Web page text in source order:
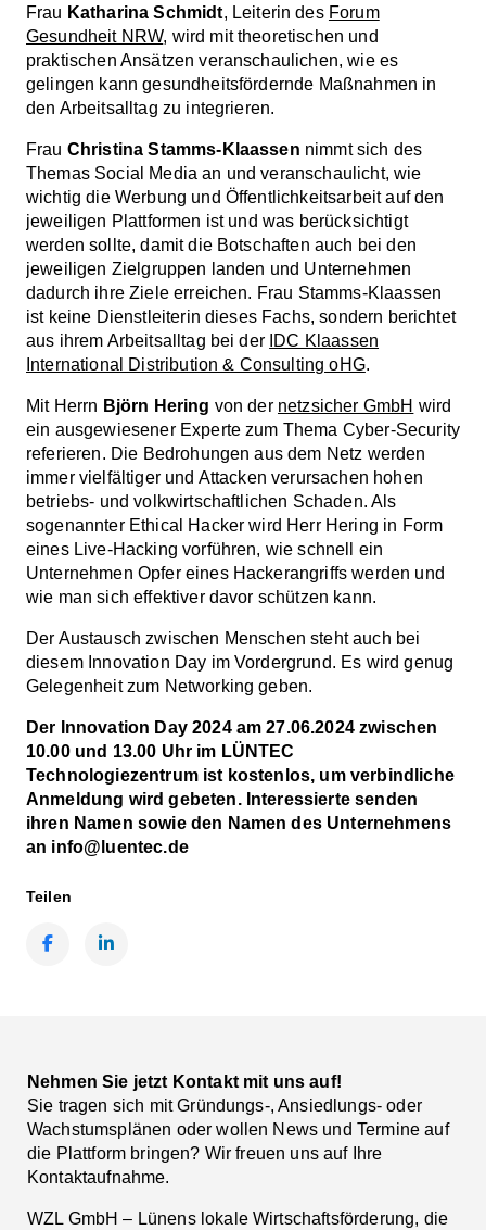
Frau Katharina Schmidt, Leiterin des Forum
Gesundheit NRW, wird mit theoretischen und
praktischen Ansätzen veranschaulichen, wie es
gelingen kann gesundheitsfördernde Maßnahmen in
den Arbeitsalltag zu integrieren.
Frau Christina Stamms-Klaassen nimmt sich des
Themas Social Media an und veranschaulicht, wie
wichtig die Werbung und Öffentlichkeitsarbeit auf den
jeweiligen Plattformen ist und was berücksichtigt
werden sollte, damit die Botschaften auch bei den
jeweiligen Zielgruppen landen und Unternehmen
dadurch ihre Ziele erreichen. Frau Stamms-Klaassen
ist keine Dienstleiterin dieses Fachs, sondern berichtet
aus ihrem Arbeitsalltag bei der IDC Klaassen
International Distribution & Consulting oHG.
Mit Herrn Björn Hering von der netzsicher GmbH wird
ein ausgewiesener Experte zum Thema Cyber-Security
referieren. Die Bedrohungen aus dem Netz werden
immer vielfältiger und Attacken verursachen hohen
betriebs- und volkwirtschaftlichen Schaden. Als
sogenannter Ethical Hacker wird Herr Hering in Form
eines Live-Hacking vorführen, wie schnell ein
Unternehmen Opfer eines Hackerangriffs werden und
wie man sich effektiver davor schützen kann.
Der Austausch zwischen Menschen steht auch bei
diesem Innovation Day im Vordergrund. Es wird genug
Gelegenheit zum Networking geben.
Der Innovation Day 2024 am 27.06.2024 zwischen
10.00 und 13.00 Uhr im LÜNTEC
Technologiezentrum ist kostenlos, um verbindliche
Anmeldung wird gebeten. Interessierte senden
ihren Namen sowie den Namen des Unternehmens
an info@luentec.de
Teilen
Nehmen Sie jetzt Kontakt mit uns auf!
Sie tragen sich mit Gründungs-, Ansiedlungs- oder
Wachstumsplänen oder wollen News und Termine auf
die Plattform bringen? Wir freuen uns auf Ihre
Kontaktaufnahme.
WZL GmbH – Lünens lokale Wirtschaftsförderung, die